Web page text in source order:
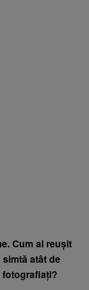
Cum ai reușit
atât de